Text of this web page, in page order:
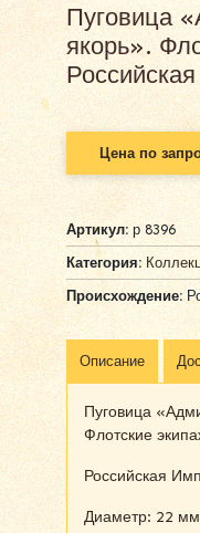
Пуговица
якорь».
Цена по
Артикул:р 8396
Категория:
Происхождение:
Описание
Пуговица
Флотские
Российская
Диаметр: 22 мм